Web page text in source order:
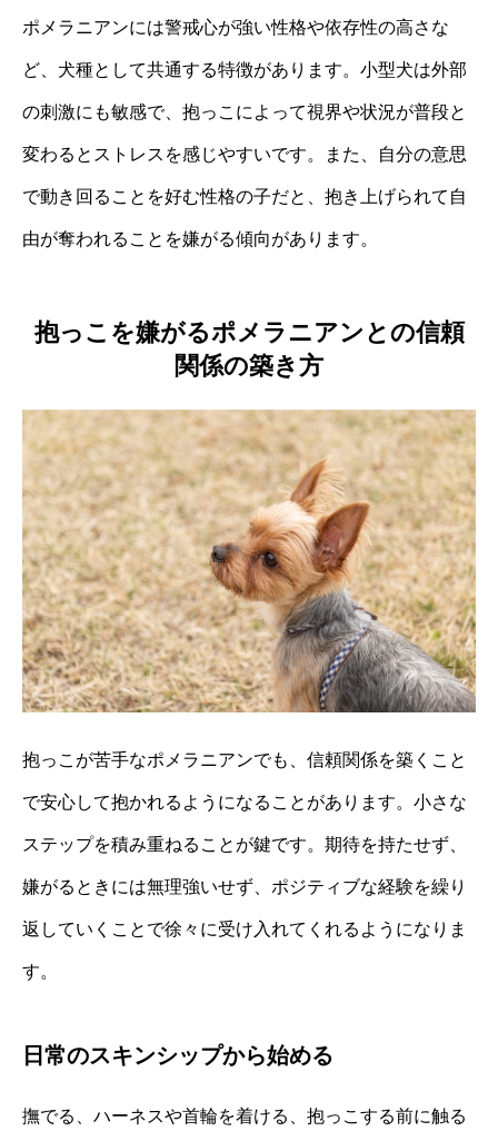
ポメラニアンには警戒心が強い性格や依存性の高さな
ど、犬種として共通する特徴があります。小型犬は外部
の刺激にも敏感で、抱っこによって視界や状況が普段と
変わるとストレスを感じやすいです。また、自分の意思
で動き回ることを好む性格の子だと、抱き上げられて自
由が奪われることを嫌がる傾向があります。
抱っこを嫌がるポメラニアンとの信頼
関係の築き方
抱っこが苦手なポメラニアンでも、信頼関係を築くこと
で安心して抱かれるようになることがあります。小さな
ステップを積み重ねることが鍵です。期待を持たせず、
嫌がるときには無理強いせず、ポジティブな経験を繰り
返していくことで徐々に受け入れてくれるようになりま
す。
日常のスキンシップから始める
撫でる、ハーネスや首輪を着ける、抱っこする前に触る